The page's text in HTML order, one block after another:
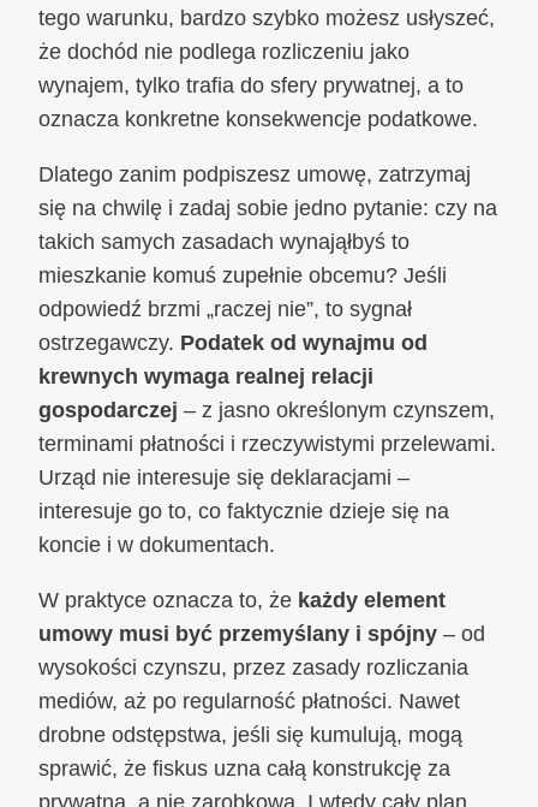
tego warunku, bardzo szybko możesz usłyszeć,
że dochód nie podlega rozliczeniu jako
wynajem, tylko trafia do sfery prywatnej, a to
oznacza konkretne konsekwencje podatkowe.
Dlatego zanim podpiszesz umowę, zatrzymaj
się na chwilę i zadaj sobie jedno pytanie: czy na
takich samych zasadach wynająłbyś to
mieszkanie komuś zupełnie obcemu? Jeśli
odpowiedź brzmi „raczej nie”, to sygnał
ostrzegawczy. Podatek od wynajmu od
krewnych wymaga realnej relacji
gospodarczej – z jasno określonym czynszem,
terminami płatności i rzeczywistymi przelewami.
Urząd nie interesuje się deklaracjami –
interesuje go to, co faktycznie dzieje się na
koncie i w dokumentach.
W praktyce oznacza to, że każdy element
umowy musi być przemyślany i spójny – od
wysokości czynszu, przez zasady rozliczania
mediów, aż po regularność płatności. Nawet
drobne odstępstwa, jeśli się kumulują, mogą
sprawić, że fiskus uzna całą konstrukcję za
prywatną, a nie zarobkową. I wtedy cały plan